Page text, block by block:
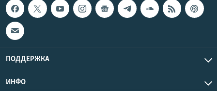
ПОДДЕРЖКА
ИНФО